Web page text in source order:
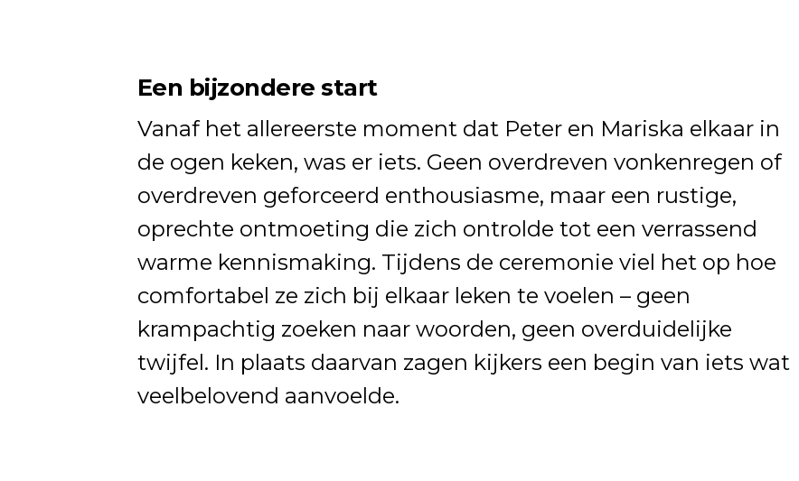
Een bijzondere start
Vanaf het allereerste moment dat Peter en Mariska elkaar in
de ogen keken, was er iets. Geen overdreven vonkenregen of
overdreven geforceerd enthousiasme, maar een rustige,
oprechte ontmoeting die zich ontrolde tot een verrassend
warme kennismaking. Tijdens de ceremonie viel het op hoe
comfortabel ze zich bij elkaar leken te voelen – geen
krampachtig zoeken naar woorden, geen overduidelijke
twijfel. In plaats daarvan zagen kijkers een begin van iets wat
veelbelovend aanvoelde.